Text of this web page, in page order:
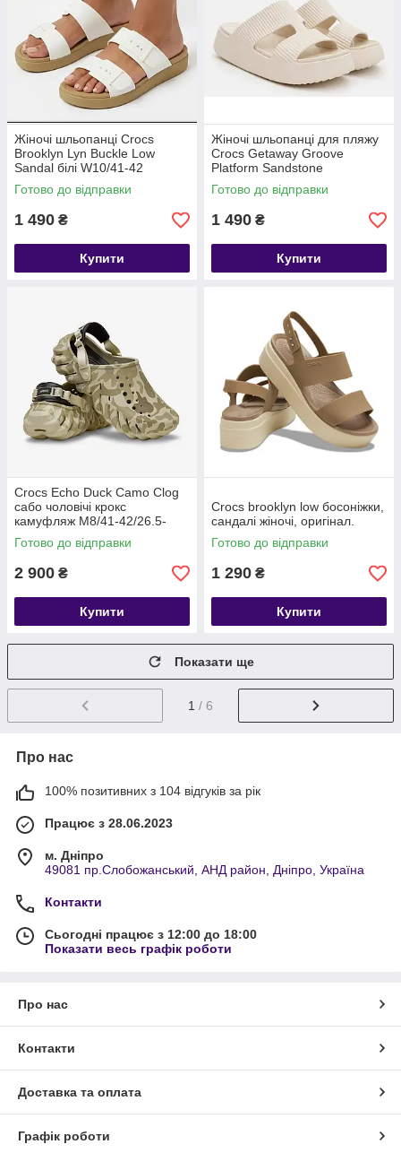
Жіночі шльопанці Crocs
Brooklyn Lyn Buckle Low
Sandal білі W10/41-42
Готово до відправки
1 490 ₴
Купити
Жіночі шльопанці для пляжу
Crocs Getaway Groove
Platform Sandstone
Готово до відправки
1 490 ₴
Купити
Crocs Echo Duck Camo Clog
сабо чоловічі крокс
камуфляж M8/41-42/26.5-
27см.
Готово до відправки
2 900 ₴
Купити
Crocs brooklyn low босоніжки,
сандалі жіночі, оригінал.
Готово до відправки
1 290 ₴
Купити
Показати ще
1 / 6
Про нас
100% позитивних з 104 відгуків за рік
Працює з 28.06.2023
м. Дніпро
49081 пр.Слобожанський, АНД район, Дніпро, Україна
Контакти
Сьогодні працює з 12:00 до 18:00
Показати весь графік роботи
Про нас
Контакти
Доставка та оплата
Графік роботи